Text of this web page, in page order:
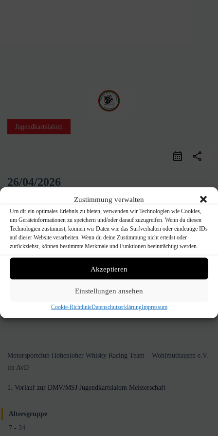
Zustimmung verwalten
Um dir ein optimales Erlebnis zu bieten, verwenden wir Technologien wie Cookies,
um Geräteinformationen zu speichern und/oder darauf zuzugreifen. Wenn du diesen
Technologien zustimmst, können wir Daten wie das Surfverhalten oder eindeutige IDs
auf dieser Website verarbeiten. Wenn du deine Zustimmung nicht erteilst oder
zurückziehst, können bestimmte Merkmale und Funktionen beeinträchtigt werden.
Akzeptieren
Einstellungen ansehen
Cookie-RichtlinieDatenschutzerklärungImpressum
Jugendkartslalom
share
26/04/2026
1. Lauf zur DMV Baden-
Württemberg Meisterschaft
MSC HWRT Wohlmuthausen
1. Lauf zur DMV Baden-Württemberg Meisterschaft
26.04.2026, 10:00 Uhr, Wohlmuthausen – (Jugendkartslalom)
Motorsportclub Hohenloher Whisky Racing Team – Wohlmuthausen e.V.
im AvD
1. Vorlauf zur DMV/MSJ Jugendkartslalom Meisterschaft
Altersgruppe
7 - 24